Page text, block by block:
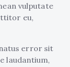
vulputate
eu,
error sit
laudantium,